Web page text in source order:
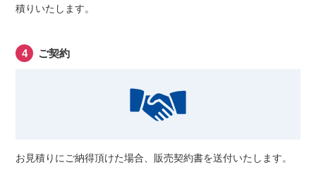
積りいたします。
ご契約
お見積りにご納得頂けた場合、販売契約書を送付いたします。